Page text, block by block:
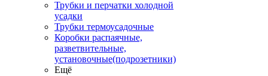
Трубки и перчатки холодной
усадки
Трубки термоусадочные
Коробки распаячные,
разветвительные,
установочные(подрозетники)
Ещё